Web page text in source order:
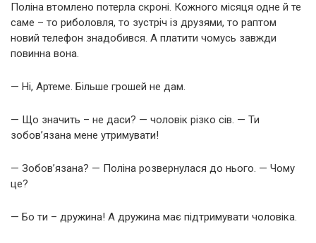
Поліна втомлено потерла скроні. Кожного місяця одне й те
саме – то риболовля, то зустріч із друзями, то раптом
новий телефон знадобився. А платити чомусь завжди
повинна вона.
— Ні, Артеме. Більше грошей не дам.
— Що значить – не даси? — чоловік різко сів. — Ти
зобов’язана мене утримувати!
— Зобов’язана? — Поліна розвернулася до нього. — Чому
це?
— Бо ти – дружина! А дружина має підтримувати чоловіка.